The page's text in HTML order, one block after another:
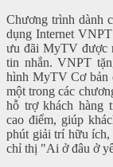
Chương trình dành
dụng Internet
ưu đãi MyTV được
tin nhắn. VNPT
hình MyTV Cơ bản
một trong các
hỗ trợ khách hàng
cao điểm, giúp
phút giải trí hữu ích,
chỉ thị "Ai ở đâu ở